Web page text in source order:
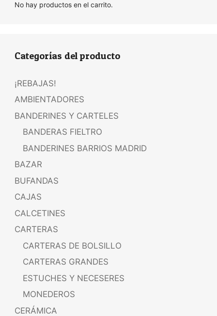
No hay productos en el carrito.
Categorías del producto
¡REBAJAS!
AMBIENTADORES
BANDERINES Y CARTELES
BANDERAS FIELTRO
BANDERINES BARRIOS MADRID
BAZAR
BUFANDAS
CAJAS
CALCETINES
CARTERAS
CARTERAS DE BOLSILLO
CARTERAS GRANDES
ESTUCHES Y NECESERES
MONEDEROS
CERÁMICA